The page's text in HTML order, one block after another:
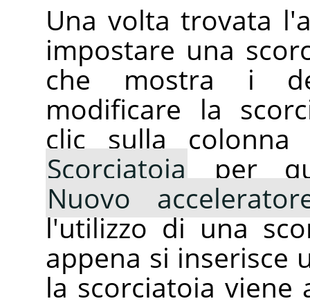
Una volta trovata
impostare una
che mostra i
modificare la
clic sulla colonna
Scorciatoiaper
Nuovo
l'utilizzo di una
appena si inserisce
la scorciatoia viene